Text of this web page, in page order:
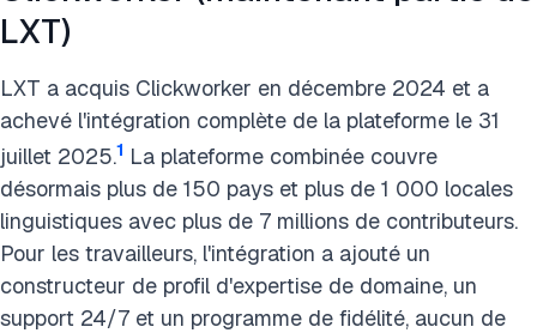
LXT)
LXT a acquis Clickworker en décembre 2024 et a
achevé l'intégration complète de la plateforme le 31
juillet 2025.1 La plateforme combinée couvre
désormais plus de 150 pays et plus de 1 000 locales
linguistiques avec plus de 7 millions de contributeurs.
Pour les travailleurs, l'intégration a ajouté un
constructeur de profil d'expertise de domaine, un
support 24/7 et un programme de fidélité, aucun de